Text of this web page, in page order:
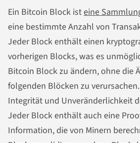
Ein Bitcoin Block isteine
eine bestimmte Anzahl von
Jeder Block enthält einen
vorherigen Blocks, was es
Bitcoin Block zu ändern, ohne die
folgenden Blöcken zu
Integrität und Unveränderlichkeit
Jeder Block enthält auch eine
Information, die von Minern